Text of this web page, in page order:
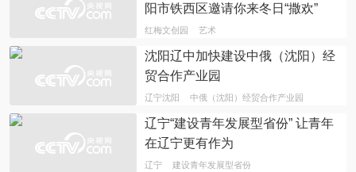
阳市铁西区邀请你来冬日“撒欢”
红梅文创园 艺术
沈阳辽中加快建设中俄（沈阳）经
贸合作产业园
辽宁沈阳 中俄（沈阳）经贸合作产业园
辽宁“建设青年发展型省份” 让青年
在辽宁更有作为
辽宁 建设青年发展型省份